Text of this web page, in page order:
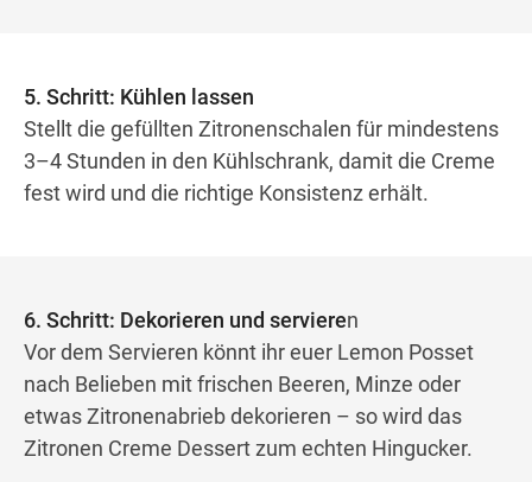
5. Schritt: Kühlen lassen
Stellt die gefüllten Zitronenschalen für mindestens
3–4 Stunden in den Kühlschrank, damit die Creme
fest wird und die richtige Konsistenz erhält.
6. Schritt: Dekorieren und servieren
Vor dem Servieren könnt ihr euer Lemon Posset
nach Belieben mit frischen Beeren, Minze oder
etwas Zitronenabrieb dekorieren – so wird das
Zitronen Creme Dessert zum echten Hingucker.